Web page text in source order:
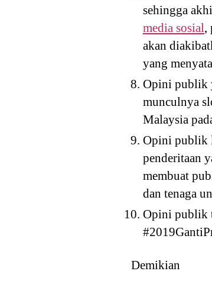
sehingga
media sosial,
akan
yang
Opini publik
munculnya
Malaysia
Opini publik
penderitaan
membuat
dan tenaga
Opini publik
Demikian